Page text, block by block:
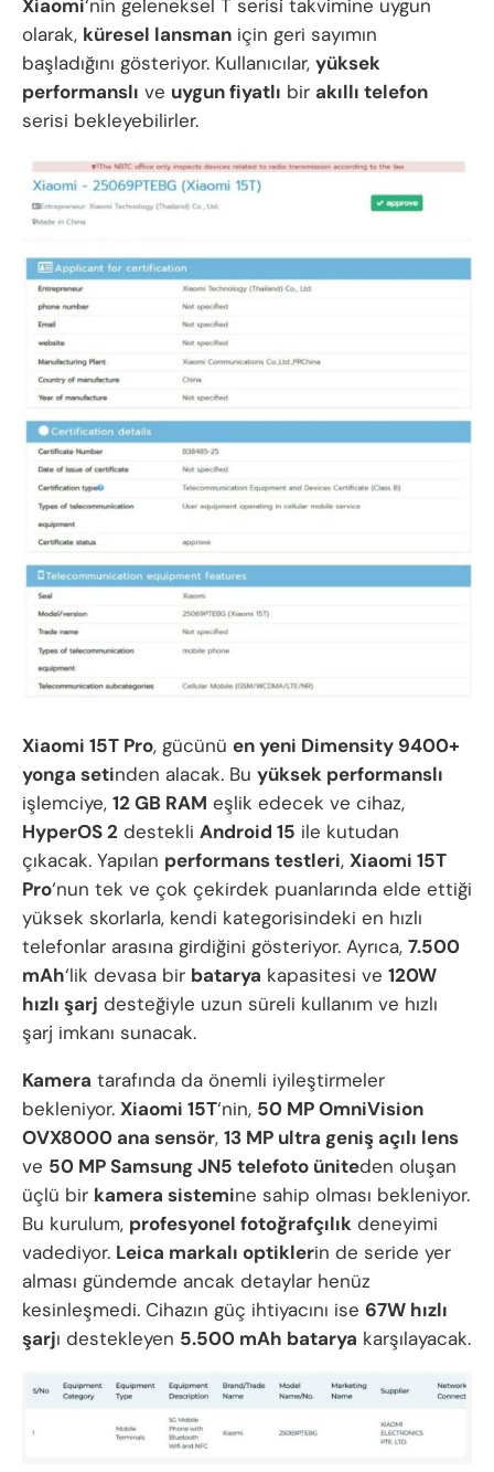
Xiaomi‘nin geleneksel T serisi takvimine uygun
olarak, küresel lansman için geri sayımın
başladığını gösteriyor. Kullanıcılar, yüksek
performanslı ve uygun fiyatlı bir akıllı telefon
serisi bekleyebilirler.
Xiaomi 15T Pro, gücünü en yeni Dimensity 9400+
yonga setinden alacak. Bu yüksek performanslı
işlemciye, 12 GB RAM eşlik edecek ve cihaz,
HyperOS 2 destekli Android 15 ile kutudan
çıkacak. Yapılan performans testleri, Xiaomi 15T
Pro‘nun tek ve çok çekirdek puanlarında elde ettiği
yüksek skorlarla, kendi kategorisindeki en hızlı
telefonlar arasına girdiğini gösteriyor. Ayrıca, 7.500
mAh‘lik devasa bir batarya kapasitesi ve 120W
hızlı şarj desteğiyle uzun süreli kullanım ve hızlı
şarj imkanı sunacak.
Kamera tarafında da önemli iyileştirmeler
bekleniyor. Xiaomi 15T‘nin, 50 MP OmniVision
OVX8000 ana sensör, 13 MP ultra geniş açılı lens
ve 50 MP Samsung JN5 telefoto üniteden oluşan
üçlü bir kamera sistemine sahip olması bekleniyor.
Bu kurulum, profesyonel fotoğrafçılık deneyimi
vadediyor. Leica markalı optiklerin de seride yer
alması gündemde ancak detaylar henüz
kesinleşmedi. Cihazın güç ihtiyacını ise 67W hızlı
şarjı destekleyen 5.500 mAh batarya karşılayacak.